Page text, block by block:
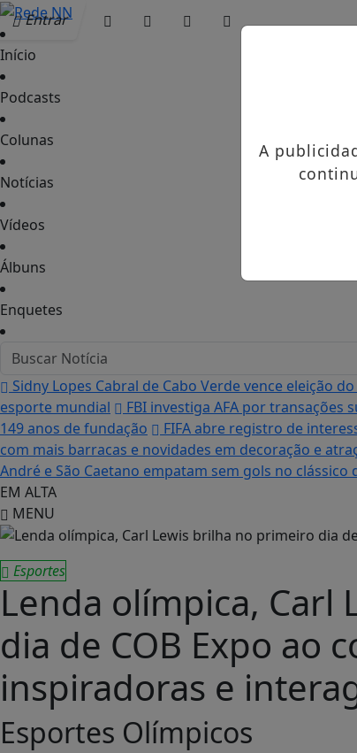
Entrar
Início
Podcasts
Colunas
Notícias
Vídeos
Álbuns
Enquetes
Sidny Lopes Cabral de Cabo Verde vence eleição
esporte mundial
FBI investiga AFA por transações
149 anos de fundação
FIFA abre registro de
com mais barracas e novidades em decoração e
André e São Caetano empatam sem gols no clássico
EM ALTA
MENU
Esportes
Lenda olímpica,
dia de COB Expo ao
inspiradoras e
Esportes Olímpicos
A